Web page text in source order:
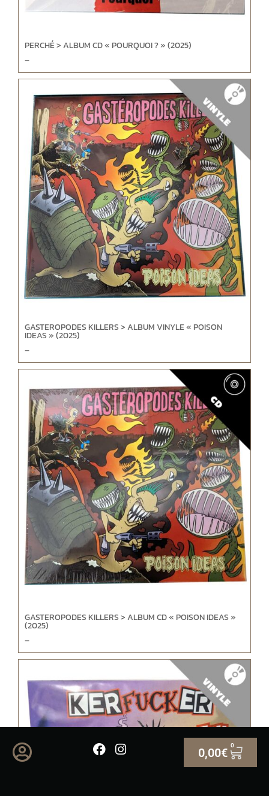
PERCHÉ > ALBUM CD « POURQUOI ? » (2025)
–
GASTEROPODES KILLERS > ALBUM VINYLE « POISON
IDEAS » (2025)
–
GASTEROPODES KILLERS > ALBUM CD « POISON IDEAS »
(2025)
–
0,00€ 0